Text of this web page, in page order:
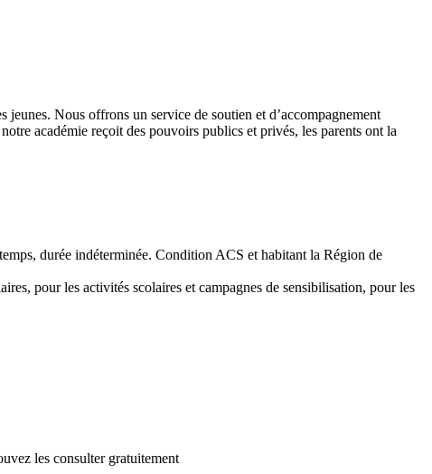
jeunes. Nous offrons un service de soutien et d’accompagnement
académie reçoit des pouvoirs publics et privés, les parents ont la
durée indéterminée. Condition ACS et habitant la Région de
pour les activités scolaires et campagnes de sensibilisation, pour les
les consulter gratuitement